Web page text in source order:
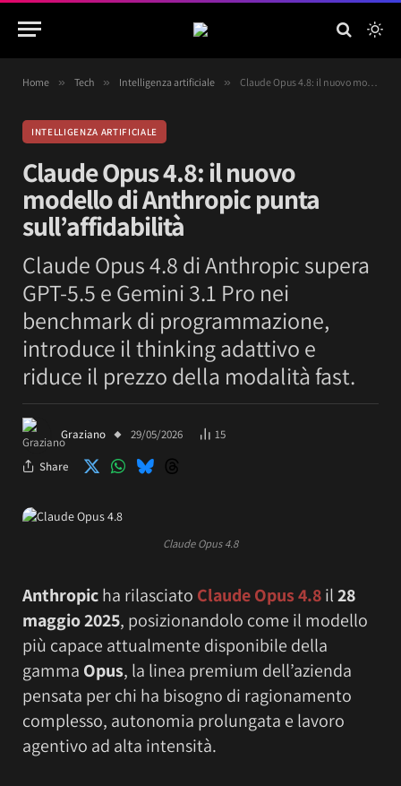
Home » Tech » Intelligenza artificiale » Claude Opus 4.8: il nuovo modello di Anthropic punta sull’affidabilità
INTELLIGENZA ARTIFICIALE
Claude Opus 4.8: il nuovo
modello di Anthropic punta
sull’affidabilità
Claude Opus 4.8 di Anthropic supera
GPT-5.5 e Gemini 3.1 Pro nei
benchmark di programmazione,
introduce il thinking adattivo e
riduce il prezzo della modalità fast.
Graziano 29/05/2026 15
Share
Claude Opus 4.8
Anthropicha rilasciato Claude Opus 4.8il28
maggio 2025, posizionandolo come il modello
più capace attualmente disponibile della
gamma Opus, la linea premium dell’azienda
pensata per chi ha bisogno di ragionamento
complesso, autonomia prolungata e lavoro
agentivo ad alta intensità.